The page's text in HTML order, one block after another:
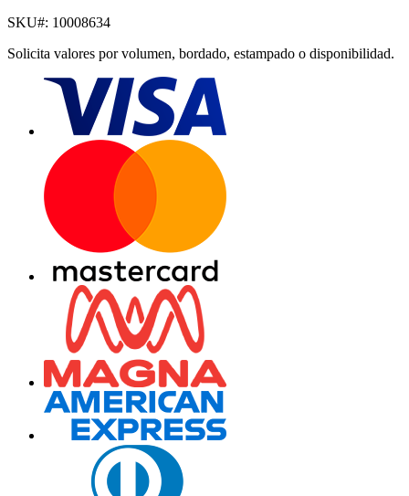
SKU#: 10008634
Solicita valores por volumen, bordado, estampado o disponibilidad.